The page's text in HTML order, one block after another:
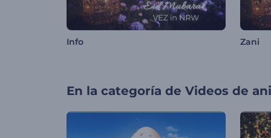
Info Zani
En la categoría de Videos de